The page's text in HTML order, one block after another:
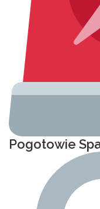
Pogotowie